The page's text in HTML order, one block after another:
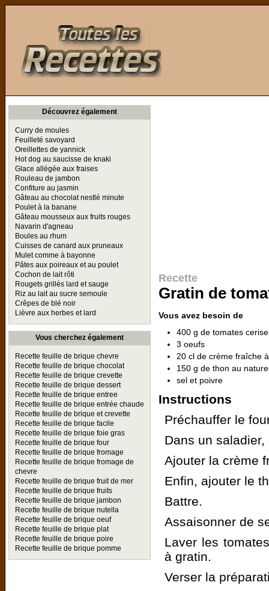
Découvrez également
Curry de moules
Feuilleté savoyard
Oreillettes de yannick
Hot dog au saucisse de knaki
Glace allégée aux fraises
Rouleau de jambon
Confiture au jasmin
Gâteau au chocolat nestlé minute
Poulet à la banane
Gâteau mousseux aux fruits rouges
Navarin d'agneau
Boules au rhum
Cuisses de canard aux pruneaux
Mulet comme à bayonne
Pâtes aux poireaux et au poulet
Cochon de lait rôti
Rougets grillés lard et sauge
Riz au lait au sucre semoule
Crêpes de blé noir
Lièvre aux herbes et lard
Vous cherchez également
Recette feuille de brique chevre
Recette feuille de brique chocolat
Recette feuille de brique crevette
Recette feuille de brique dessert
Recette feuille de brique entree
Recette feuille de brique entrée chaude
Recette feuille de brique et crevette
Recette feuille de brique facile
Recette feuille de brique foie gras
Recette feuille de brique four
Recette feuille de brique fromage
Recette feuille de brique fromage de
chevre
Recette feuille de brique fruit de mer
Recette feuille de brique fruits
Recette feuille de brique jambon
Recette feuille de brique nutella
Recette feuille de brique oeuf
Recette feuille de brique plat
Recette feuille de brique poire
Recette feuille de brique pomme
Recette
Gratin de
Vous avez besoin de
400 g de tomates cerise
3 oeufs
20 cl de crème fraîche
150 g de thon au
sel et poivre
Instructions
Préchauffer le
Dans un
Ajouter la crème
Enfin, ajouter le
Battre.
Assaisonner de
Laver les
à gratin.
Verser la